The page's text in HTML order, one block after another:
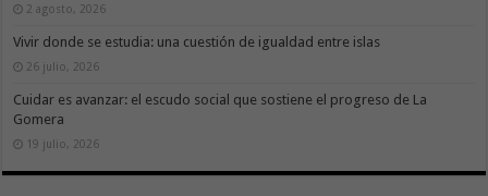
2 agosto, 2026
Vivir donde se estudia: una cuestión de igualdad entre islas
26 julio, 2026
Cuidar es avanzar: el escudo social que sostiene el progreso de La
Gomera
19 julio, 2026